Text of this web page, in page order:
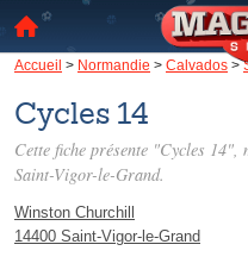
Accueil > Normandie > Calvados >
Cycles 14
Cette fiche présente "Cycles 14",
Saint-Vigor-le-Grand.
Winston Churchill
14400 Saint-Vigor-le-Grand